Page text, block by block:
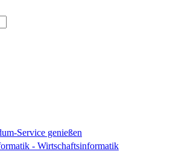
Service genießen
- Wirtschaftsinformatik